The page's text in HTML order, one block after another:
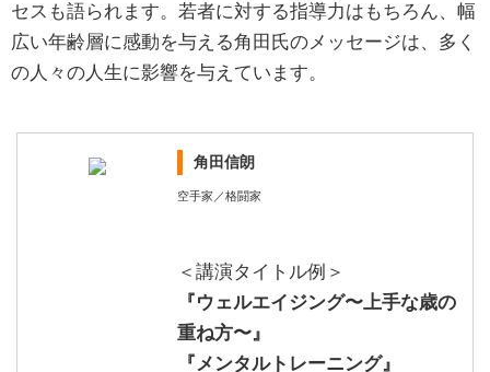
セスも語られます。若者に対する指導力はもちろん、幅
広い年齢層に感動を与える角田氏のメッセージは、多く
の人々の人生に影響を与えています。
角田信朗
空手家／格闘家
＜講演タイトル例＞
『ウェルエイジング〜上手な歳の
重ね方〜』
『メンタルトレーニング』